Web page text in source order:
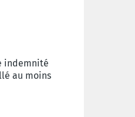
indemnité
au moins